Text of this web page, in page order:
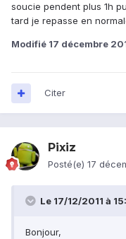
soucie pendent plus 1h
tard je repasse en
Modifié 17 décembre
Citer
Pixiz
Posté(e) 17
Le 17/12/2011 à
Bonjour,